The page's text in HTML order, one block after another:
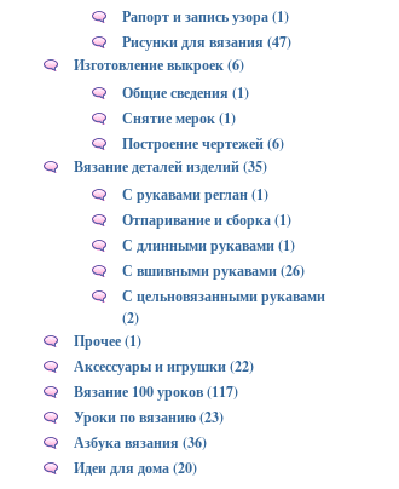
Рапорт и запись узора (1)
Рисунки для вязания (47)
Изготовление выкроек (6)
Общие сведения (1)
Снятие мерок (1)
Построение чертежей (6)
Вязание деталей изделий (35)
С рукавами реглан (1)
Отпаривание и сборка (1)
С длинными рукавами (1)
С вшивными рукавами (26)
С цельновязанными рукавами
(2)
Прочее (1)
Аксессуары и игрушки (22)
Вязание 100 уроков (117)
Уроки по вязанию (23)
Азбука вязания (36)
Идеи для дома (20)